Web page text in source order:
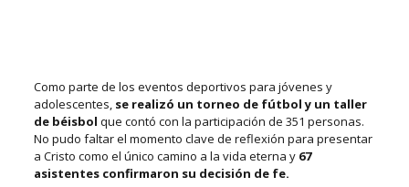
Como parte de los eventos deportivos para jóvenes y
adolescentes,se realizó un torneo de fútbol y un taller
de béisbol que contó con la participación de 351 personas.
No pudo faltar el momento clave de reflexión para presentar
a Cristo como el único camino a la vida eterna y 67
asistentes confirmaron su decisión de fe.